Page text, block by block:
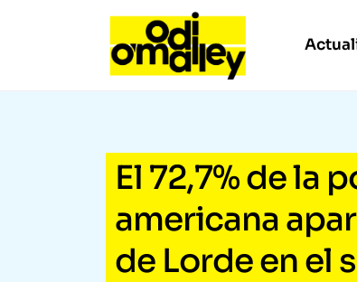
El 72,7% de la
americana
de Lorde en el